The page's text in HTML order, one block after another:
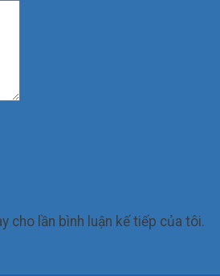
cho lần bình luận kế tiếp của tôi.